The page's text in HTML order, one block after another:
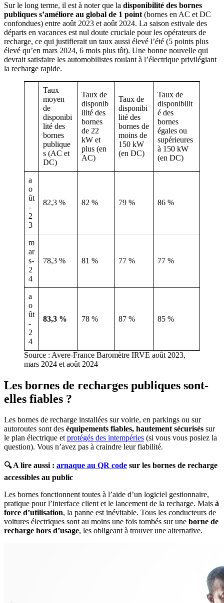
Sur le long terme, il est à noter que la disponibilité des bornes
publiques s’améliore au global de 1 point (bornes en AC et DC
confondues) entre août 2023 et août 2024. La saison estivale des
départs en vacances est nul doute cruciale pour les opérateurs de
recharge, ce qui justifierait un taux aussi élevé l’été (5 points plus
élevé qu’en mars 2024, 6 mois plus tôt). Une bonne nouvelle qui
devrait satisfaire les automobilistes roulant à l’électrique privilégiant
la recharge rapide.
Taux
moyen
de
disponibi
lité des
bornes
publique
s (AC et
DC)
Taux de
disponib
ilité des
bornes
de 22
kW et
plus (en
AC)
Taux de
disponibi
lité des
bornes de
moins de
150 kW
(en DC)
Taux de
disponibilit
é des
bornes
égales ou
supérieures
à 150 kW
(en DC)
a
o
ût
-
2
3
82,3 % 82 % 79 % 86 %
m
ar
s-
2
4
78,3 % 81 % 77 % 77 %
a
o
ût
-
2
4
83,3 % 78 % 87 % 85 %
Source : Avere-France Baromètre IRVE août 2023,
mars 2024 et août 2024
Les bornes de recharges publiques sont-
elles fiables ?
Les bornes de recharge installées sur voirie, en parkings ou sur
autoroutes sont des équipements fiables, hautement sécurisés sur
le plan électrique etprotégés des intempéries (si vous vous posiez la
question). Vous n’avez pas à craindre leur fiabilité.
🔍 A lire aussi : arnaque au QR code sur les bornes de recharge
accessibles au public
Les bornes fonctionnent toutes à l’aide d’un logiciel gestionnaire,
pratique pour l’interface client et le lancement de la recharge. Mais à
force d’utilisation, la panne est inévitable. Tous les conducteurs de
voitures électriques sont au moins une fois tombés sur une borne de
recharge hors d’usage, les obligeant à trouver une alternative.